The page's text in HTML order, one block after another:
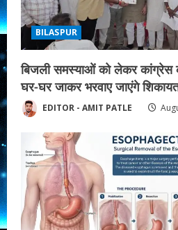
BILASPUR
बिजली समस्याओं को लेकर कांग्रेस
घर-घर जाकर भरवाए जाएंगे
EDITOR - AMIT PATLE